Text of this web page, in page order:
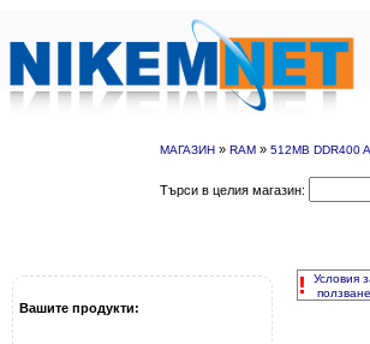
МАГАЗИН » RAM » 512MB DDR400
Търси в целия магазин:
Вашите продукти:
!
Условия
ползване